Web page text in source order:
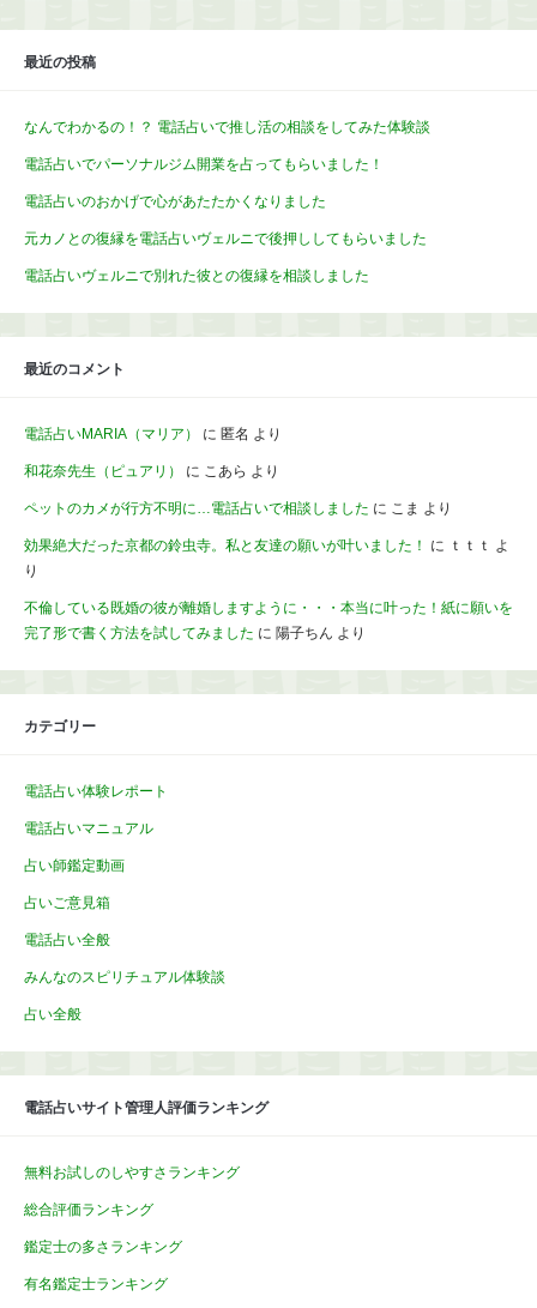
最近の投稿
なんでわかるの！？ 電話占いで推し活の相談をしてみた体験談
電話占いでパーソナルジム開業を占ってもらいました！
電話占いのおかげで心があたたかくなりました
元カノとの復縁を電話占いヴェルニで後押ししてもらいました
電話占いヴェルニで別れた彼との復縁を相談しました
最近のコメント
電話占いMARIA（マリア） に 匿名 より
和花奈先生（ピュアリ） に こあら より
ペットのカメが行方不明に…電話占いで相談しました に こま より
効果絶大だった京都の鈴虫寺。私と友達の願いが叶いました！ に ｔｔｔ よ
り
不倫している既婚の彼が離婚しますように・・・本当に叶った！紙に願いを
完了形で書く方法を試してみました に 陽子ちん より
カテゴリー
電話占い体験レポート
電話占いマニュアル
占い師鑑定動画
占いご意見箱
電話占い全般
みんなのスピリチュアル体験談
占い全般
電話占いサイト管理人評価ランキング
無料お試しのしやすさランキング
総合評価ランキング
鑑定士の多さランキング
有名鑑定士ランキング